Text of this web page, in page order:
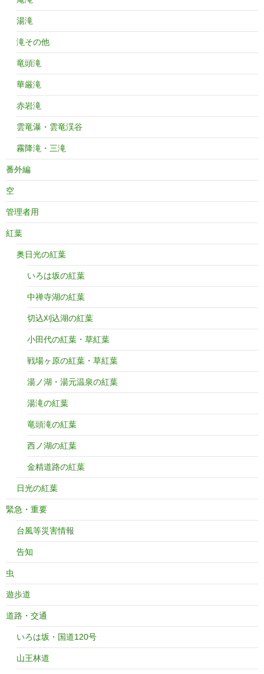
湯滝
滝その他
竜頭滝
華厳滝
赤岩滝
雲竜瀑・雲竜渓谷
霧降滝・三滝
番外編
空
管理者用
紅葉
奥日光の紅葉
いろは坂の紅葉
中禅寺湖の紅葉
切込刈込湖の紅葉
小田代の紅葉・草紅葉
戦場ヶ原の紅葉・草紅葉
湯ノ湖・湯元温泉の紅葉
湯滝の紅葉
竜頭滝の紅葉
西ノ湖の紅葉
金精道路の紅葉
日光の紅葉
緊急・重要
台風等災害情報
告知
虫
遊歩道
道路・交通
いろは坂・国道120号
山王林道